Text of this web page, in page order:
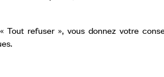
la création de deux
exceptionnels
Osipova.
Tout refuser », vous donnez votre